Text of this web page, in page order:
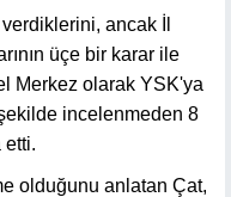
ancak İl
üçe bir karar ile
Merkez olarak YSK'ya
incelenmeden 8
etti.
olduğunu anlatan Çat,